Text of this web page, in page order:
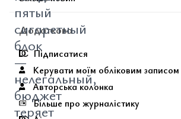
пятый
сигаретный
блок
—
нелегальный,
бюджет
теряет
Додатково
Підписатися
Керувати моїм обліковим записом
Авторська колонка
Більше про журналістику